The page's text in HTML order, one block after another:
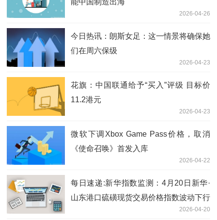
能中国制造出海
2026-04-26
今日热讯：朗斯女足：这一情景将确保她
们在周六保级
2026-04-23
花旗：中国联通给予“买入”评级 目标价
11.2港元
2026-04-23
微软下调Xbox Game Pass价格，取消
《使命召唤》首发入库
2026-04-22
每日速递:新华指数监测：4月20日新华·
山东港口硫磺现货交易价格指数波动下行
2026-04-20